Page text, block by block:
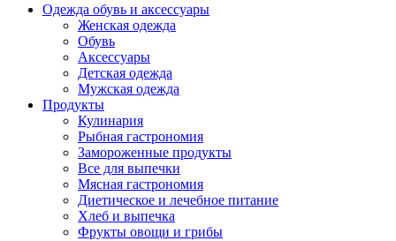
Одежда обувь и аксессуары
Женская одежда
Обувь
Аксессуары
Детская одежда
Мужская одежда
Продукты
Кулинария
Рыбная гастрономия
Замороженные продукты
Все для выпечки
Мясная гастрономия
Диетическое и лечебное питание
Хлеб и выпечка
Фрукты овощи и грибы